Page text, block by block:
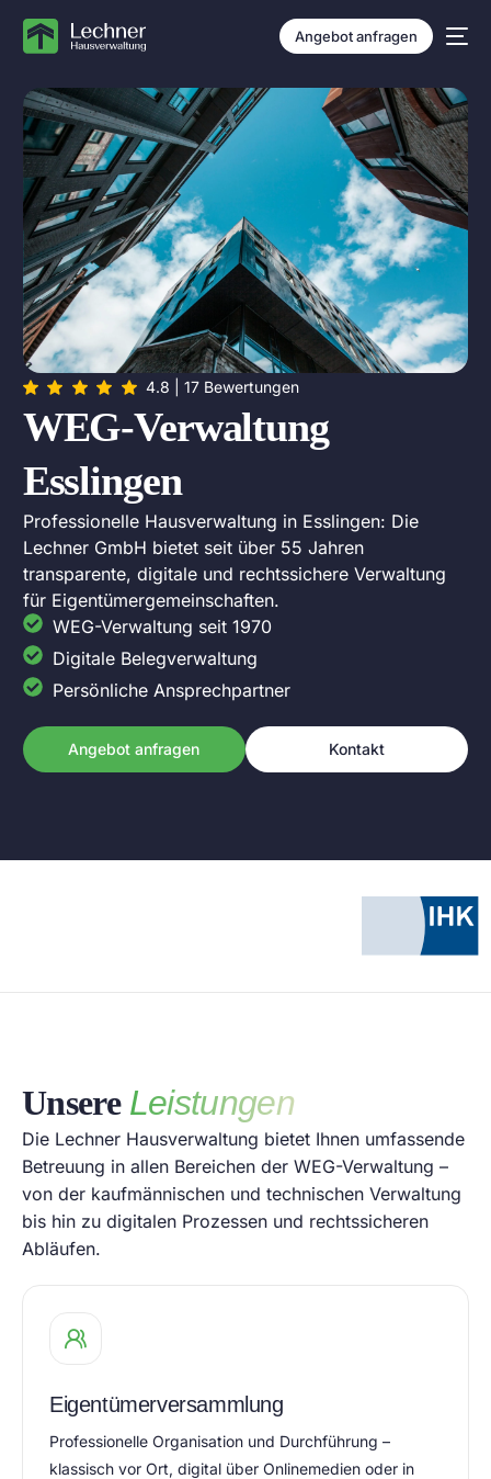
Angebot anfragen
4.8 | 17 Bewertungen
WEG-Verwaltung
Esslingen
Professionelle Hausverwaltung in Esslingen: Die
Lechner GmbH bietet seit über 55 Jahren
transparente, digitale und rechtssichere Verwaltung
für Eigentümergemeinschaften.
WEG-Verwaltung seit 1970
Digitale Belegverwaltung
Persönliche Ansprechpartner
Angebot anfragen Kontakt
Unsere Leistungen
Die Lechner Hausverwaltung bietet Ihnen umfassende
Betreuung in allen Bereichen der WEG-Verwaltung –
von der kaufmännischen und technischen Verwaltung
bis hin zu digitalen Prozessen und rechtssicheren
Abläufen.
Eigentümerversammlung
Professionelle Organisation und Durchführung –
klassisch vor Ort, digital über Onlinemedien oder in
NEU